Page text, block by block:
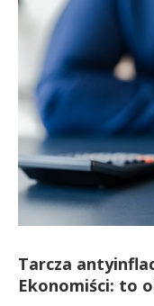
Tarcza
Ekonomiści: to